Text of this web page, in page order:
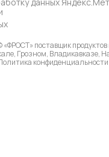
поставщик продуктов
Грозном, Владикавказе,
конфиденциальности